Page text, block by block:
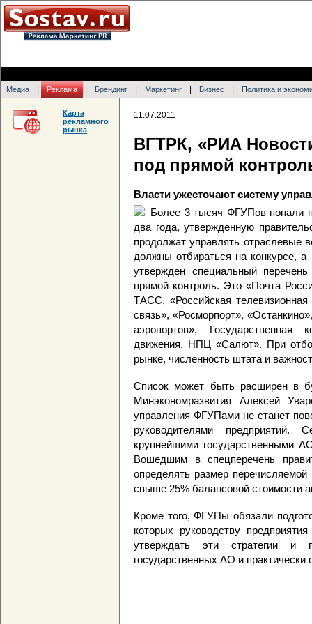
Медиа Реклама Брендинг Маркетинг Бизнес Политика и
11.07.2011
ВГТРК, «РИА
под прямой
Власти ужесточают систему
Более 3 тысяч ФГУПов попали
два года, утвержденную
продолжат управлять отраслевые
должны отбираться на конкурсе,
утвержден специальный
прямой контроль. Это «Почта
ТАСС, «Российская
связь», «Росморпорт»,
аэропортов», Государственная
движения, НПЦ «Салют». При
рынке, численность штата и
Список может быть расширен в
Минэкономразвития Алексей
управления ФГУПами не станет
руководителями предприятий.
крупнейшими государственными
Вошедшим в спецперечень
определять размер
свыше 25% балансовой стоимости
Кроме того, ФГУПы обязали
которых руководству
утверждать эти стратегии и
государственных АО и
Карта
рекламного
рынка